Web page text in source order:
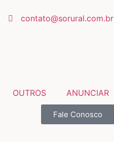
contato@sorural.com.br
OUTROS ANUNCIAR
Fale Conosco